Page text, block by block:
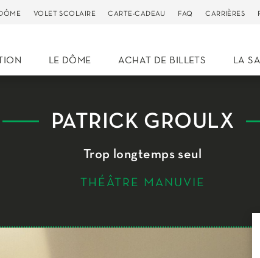
VOLET SCOLAIRE CARTE-CADEAU FAQ CARRIÈRES
LE DÔME ACHAT DE BILLETS LA
PATRICK GROULX
Trop longtemps seul
THÉÂTRE MANUVIE